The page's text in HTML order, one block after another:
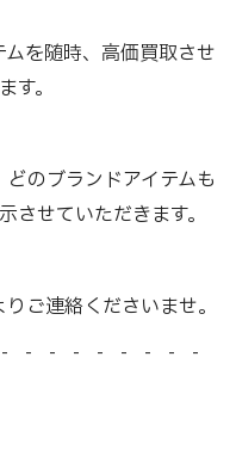
を随時、高価買取させ
す。
のブランドアイテムも
させていただきます。
ご連絡くださいませ。
- - - - - - - -